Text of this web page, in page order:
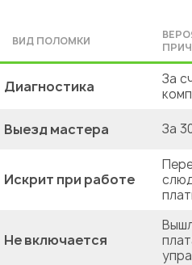
ВИД ПОЛОМКИ
Диагностика
За
Выезд мастера За
Искрит при работе
Не включается